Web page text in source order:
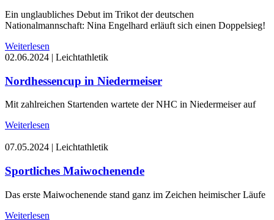
Ein unglaubliches Debut im Trikot der deutschen
Nationalmannschaft: Nina Engelhard erläuft sich einen Doppelsieg!
Weiterlesen
02.06.2024 | Leichtathletik
Nordhessencup in Niedermeiser
Mit zahlreichen Startenden wartete der NHC in Niedermeiser auf
Weiterlesen
07.05.2024 | Leichtathletik
Sportliches Maiwochenende
Das erste Maiwochenende stand ganz im Zeichen heimischer Läufe
Weiterlesen